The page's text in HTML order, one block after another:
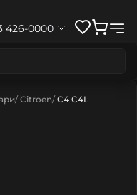
426-0000
Citroen C4 C4L